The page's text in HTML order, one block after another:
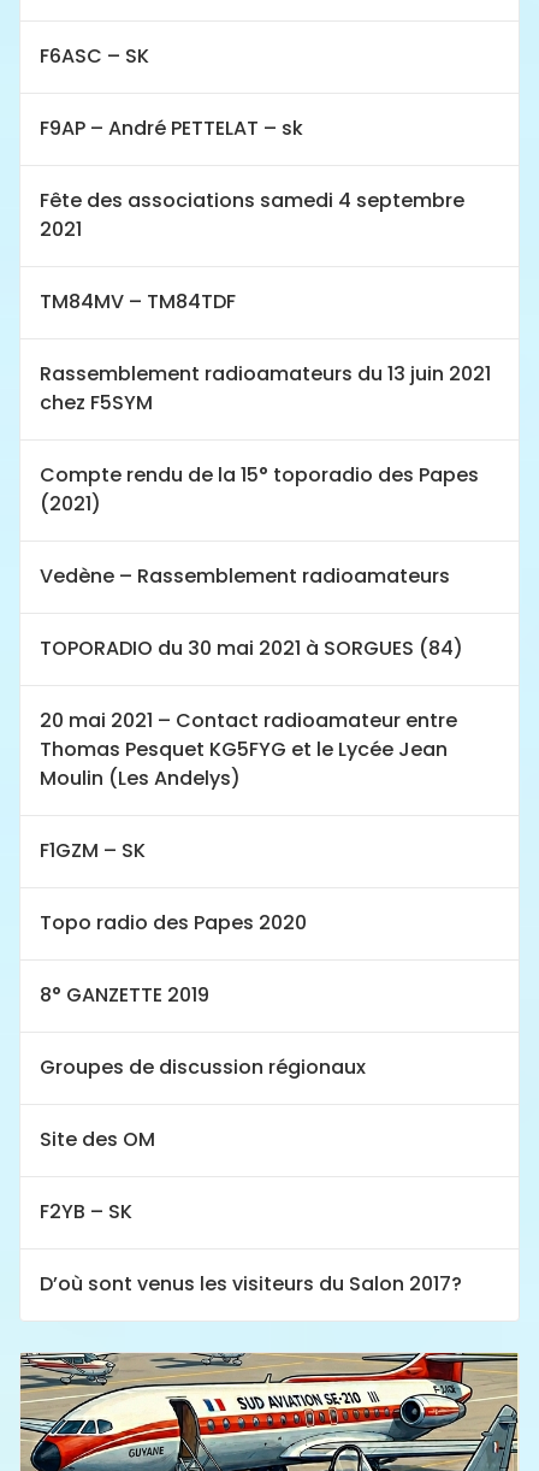
F6ASC – SK
F9AP – André PETTELAT – sk
Fête des associations samedi 4 septembre
2021
TM84MV – TM84TDF
Rassemblement radioamateurs du 13 juin 2021
chez F5SYM
Compte rendu de la 15° toporadio des Papes
(2021)
Vedène – Rassemblement radioamateurs
TOPORADIO du 30 mai 2021 à SORGUES (84)
20 mai 2021 – Contact radioamateur entre
Thomas Pesquet KG5FYG et le Lycée Jean
Moulin (Les Andelys)
F1GZM – SK
Topo radio des Papes 2020
8° GANZETTE 2019
Groupes de discussion régionaux
Site des OM
F2YB – SK
D’où sont venus les visiteurs du Salon 2017?